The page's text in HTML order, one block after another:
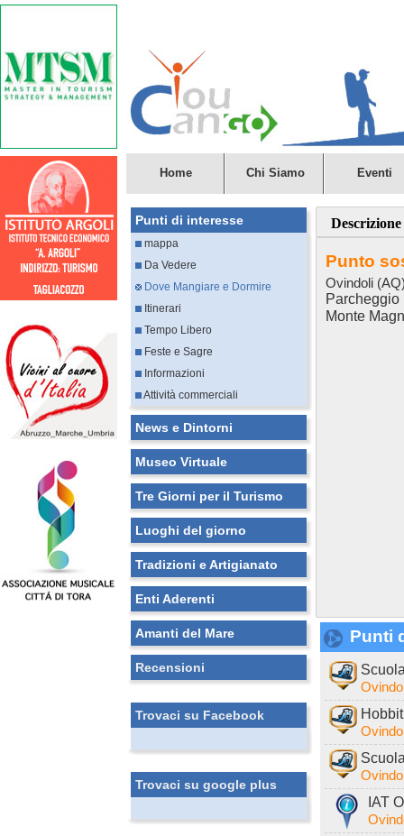
Home Chi Siamo Eventi
Punti di interesse
mappa
Da Vedere
Dove Mangiare e Dormire
Itinerari
Tempo Libero
Feste e Sagre
Informazioni
Attività commerciali
News e Dintorni
Museo Virtuale
Tre Giorni per il Turismo
Luoghi del giorno
Tradizioni e Artigianato
Enti Aderenti
Amanti del Mare
Recensioni
Trovaci su Facebook
Trovaci su google plus
Descrizione
Punto
Ovindoli
Parcheggio
Monte
Punti
IAT